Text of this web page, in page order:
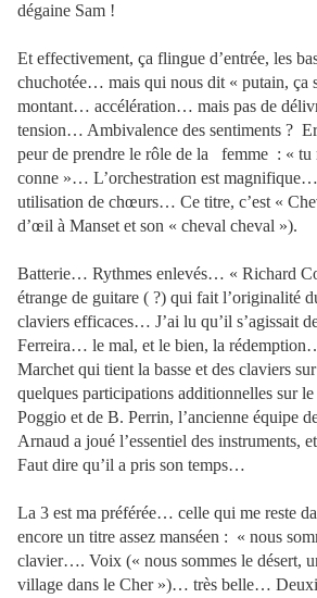
dégaine Sam !
Et effectivement, ça flingue d’entrée, les
chuchotée… mais qui nous dit « putain,
montant… accélération… mais pas de
tension… Ambivalence des sentiments ?
peur de prendre le rôle de la
femme : « tu
conne »… L’orchestration est
utilisation de chœurs… Ce titre, c’est «
d’œil à Manset et son « cheval cheval »).
Batterie… Rythmes enlevés… « Richard
étrange de guitare ( ?) qui fait l’originalité
claviers efficaces… J’ai lu qu’il s’agissait
Ferreira… le mal, et le bien, la
Marchet qui tient la basse et des claviers
quelques participations additionnelles sur le
Poggio et de B. Perrin, l’ancienne équipe
Arnaud a joué l’essentiel des instruments,
Faut dire qu’il a pris son temps…
La 3 est ma préférée… celle qui me reste
encore un titre assez manséen : « nous
clavier…. Voix (« nous sommes le désert,
village dans le Cher »)… très belle…